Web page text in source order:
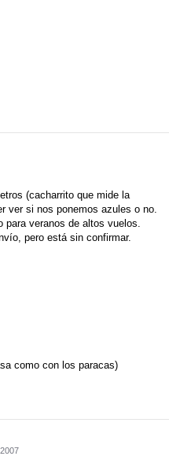
(cacharrito que mide la
ver si nos ponemos azules o no.
para veranos de altos vuelos.
pero está sin confirmar.
como con los paracas)